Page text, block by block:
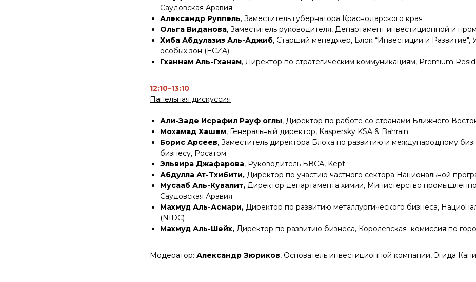
Саудовская Аравия
Александр Руппель, Заместитель губернатора Краснодарского края
Ольга Виданова, Заместитель руководителя, Департамент инвестиционной и
Хиба Абдулазиз Аль-Аджиб, Старший менеджер, Блок “Инвестиции и Развитие",
особых зон (ECZA)
Гханнам Аль-Гханам, Директор по стратегическим коммуникациям, Premium
12:10–13:10
Панельная дискуссия
Али-Заде Исрафил Рауф оглы, Директор по работе со странами Ближнего
Мохамад Хашем, Генеральный директор, Kaspersky KSA & Bahrain
Борис Арсеев, Заместитель директора Блока по развитию и международному
бизнесу, Росатом
Эльвира Джафарова, Руководитель БВСА, Kept
Абдулла Ат-Тхибити, Директор по участию частного сектора Национальной
Мусааб Аль-Кувалит, Директор департамента химии, Министерство
Саудовская Аравия
Махмуд Аль-Асмари, Директор по развитию металлургического бизнеса,
(NIDC)
Махмуд Аль-Шейх, Директор по развитию бизнеса, Королевская комиссия по
Модератор: Александр Зюриков, Основатель инвестиционной компании, Эгида